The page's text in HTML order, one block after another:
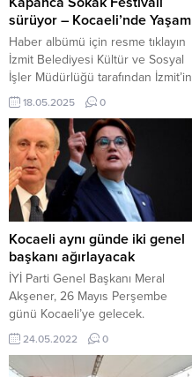
sürüyor – Kocaeli’nde Yaşam
Haber albümü için resme tıklayın
İzmit Belediyesi Kültür ve Sosyal
İşler Müdürlüğü tarafından İzmit’in
tarihi dokusunu canlandırmak
adına 15-19 Mayıs tarihlerinde
Uluslararası 2. Kapanca Sokak
Festivali düzenliyor. Bugün saat
14.00’da başlayan festivalin ikinci
gününde birbirinden renkli
etkinlikler yapılacak. İzmit
Belediyesi, tüm İzmitlileri bu eşsiz
festivale davet
ediyor. FESTİVALİN İKİNCİ GÜN
PROGRAMI 14.00...
18.05.2025 0
Kocaeli aynı günde iki genel
başkanı ağırlayacak
İYİ Parti Genel Başkanı Meral
Akşener, 26 Mayıs Perşembe
günü Kocaeli’ye gelecek.
Akşener, üç ilçede üye katılım
törenlerine katılarak yeni
partililere rozet takacak. Akşener,
24.05.2022 0